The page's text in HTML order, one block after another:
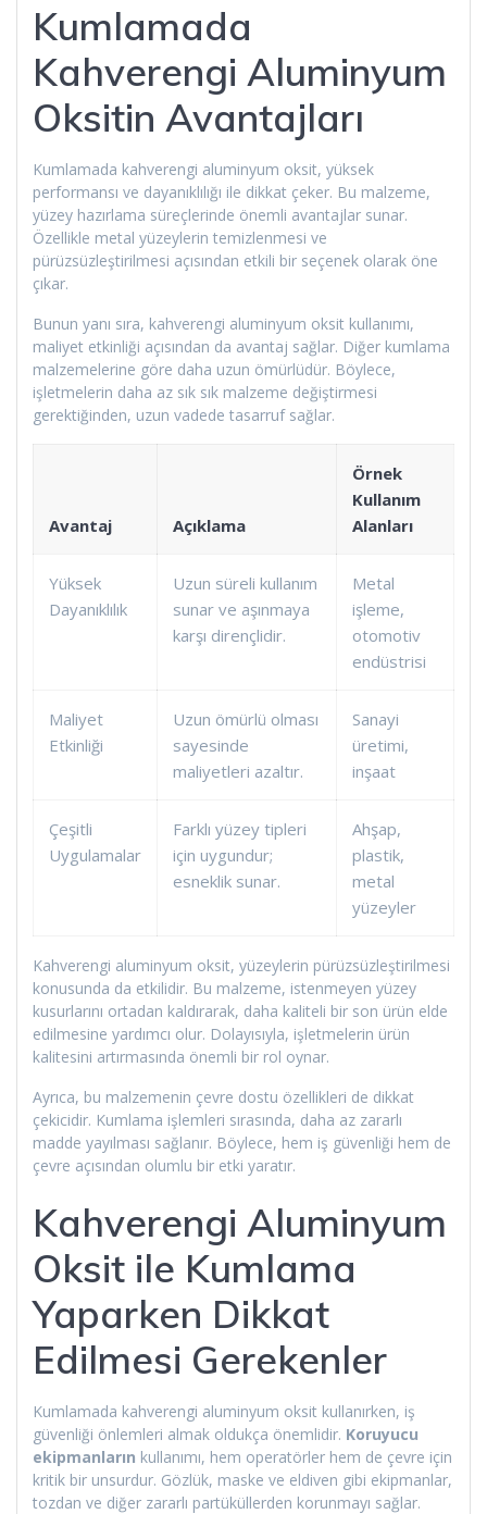
Kumlamada
Kahverengi Aluminyum
Oksitin Avantajları
Kumlamada kahverengi aluminyum oksit, yüksek
performansı ve dayanıklılığı ile dikkat çeker. Bu malzeme,
yüzey hazırlama süreçlerinde önemli avantajlar sunar.
Özellikle metal yüzeylerin temizlenmesi ve
pürüzsüzleştirilmesi açısından etkili bir seçenek olarak öne
çıkar.
Bunun yanı sıra, kahverengi aluminyum oksit kullanımı,
maliyet etkinliği açısından da avantaj sağlar. Diğer kumlama
malzemelerine göre daha uzun ömürlüdür. Böylece,
işletmelerin daha az sık sık malzeme değiştirmesi
gerektiğinden, uzun vadede tasarruf sağlar.
Avantaj Açıklama
Örnek
Kullanım
Alanları
Yüksek
Dayanıklılık
Uzun süreli kullanım
sunar ve aşınmaya
karşı dirençlidir.
Metal
işleme,
otomotiv
endüstrisi
Maliyet
Etkinliği
Uzun ömürlü olması
sayesinde
maliyetleri azaltır.
Sanayi
üretimi,
inşaat
Çeşitli
Uygulamalar
Farklı yüzey tipleri
için uygundur;
esneklik sunar.
Ahşap,
plastik,
metal
yüzeyler
Kahverengi aluminyum oksit, yüzeylerin pürüzsüzleştirilmesi
konusunda da etkilidir. Bu malzeme, istenmeyen yüzey
kusurlarını ortadan kaldırarak, daha kaliteli bir son ürün elde
edilmesine yardımcı olur. Dolayısıyla, işletmelerin ürün
kalitesini artırmasında önemli bir rol oynar.
Ayrıca, bu malzemenin çevre dostu özellikleri de dikkat
çekicidir. Kumlama işlemleri sırasında, daha az zararlı
madde yayılması sağlanır. Böylece, hem iş güvenliği hem de
çevre açısından olumlu bir etki yaratır.
Kahverengi Aluminyum
Oksit ile Kumlama
Yaparken Dikkat
Edilmesi Gerekenler
Kumlamada kahverengi aluminyum oksit kullanırken, iş
güvenliği önlemleri almak oldukça önemlidir. Koruyucu
ekipmanların kullanımı, hem operatörler hem de çevre için
kritik bir unsurdur. Gözlük, maske ve eldiven gibi ekipmanlar,
tozdan ve diğer zararlı partüküllerden korunmayı sağlar.